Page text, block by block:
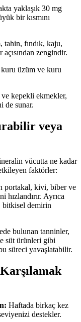
yaklaşık 30 mg
bir kısmını
tahin, fındık, kaju,
açısından zengindir.
kuru üzüm ve kuru
kepekli ekmekler,
de sunar.
veya
vücutta ne kadar
faktörler:
portakal, kivi, biber ve
Ayrıca
bitkisel demirin
bulunan tanninler,
süt ürünleri gibi
süreci yavaşlatabilir.
Haftada birkaç kez
destekler.